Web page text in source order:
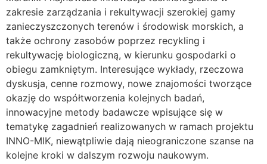
zakresie zarządzania i rekultywacji szerokiej gamy
zanieczyszczonych terenów i środowisk morskich, a
także ochrony zasobów poprzez recykling i
rekultywację biologiczną, w kierunku gospodarki o
obiegu zamkniętym. Interesujące wykłady, rzeczowa
dyskusja, cenne rozmowy, nowe znajomości tworzące
okazję do współtworzenia kolejnych badań,
innowacyjne metody badawcze wpisujące się w
tematykę zagadnień realizowanych w ramach projektu
INNO-MIK, niewątpliwie dają nieograniczone szanse na
kolejne kroki w dalszym rozwoju naukowym.